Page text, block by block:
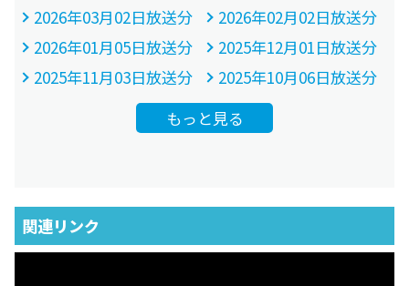
2026年03月02日放送分
2026年02月02日放送分
2026年01月05日放送分
2025年12月01日放送分
2025年11月03日放送分
2025年10月06日放送分
もっと見る
関連リンク